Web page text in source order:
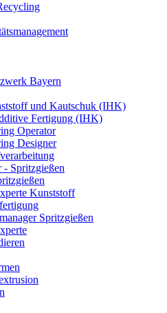
Bayern
und Kautschuk (IHK)
Fertigung (IHK)
Operator
Designer
Spritzgießen
Kunststoff
Spritzgießen